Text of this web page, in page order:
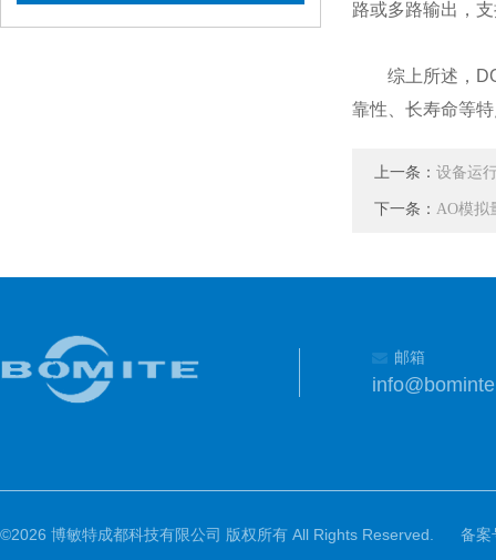
路或多路输出，
综上所述，DO
靠性、长寿命等
上一条： 设备运
下一条： AO模拟
邮箱
©2026 博敏特成都科技有限公司 版权所有 All Rights Reserved. 备案